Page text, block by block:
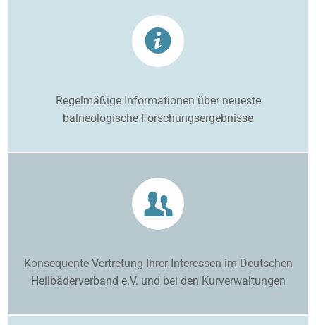
Regelmäßige Informationen über neueste
balneologische Forschungsergebnisse
Konsequente Vertretung Ihrer Interessen im Deutschen
Heilbäderverband e.V. und bei den Kurverwaltungen